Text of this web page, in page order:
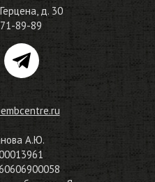
д. 30
89-89
А.Ю.